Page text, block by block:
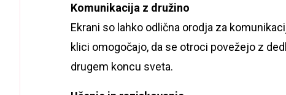
Komunikacija z družino
Ekrani so lahko odlična orodja za
klici omogočajo, da se otroci povežejo z
drugem koncu sveta.